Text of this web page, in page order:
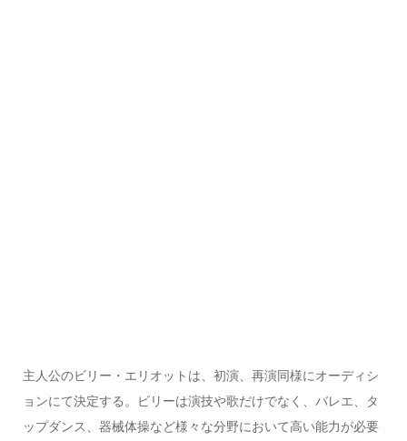
主人公のビリー・エリオットは、初演、再演同様にオーディシ
ョンにて決定する。ビリーは演技や歌だけでなく、バレエ、タ
ップダンス、器械体操など様々な分野において高い能力が必要